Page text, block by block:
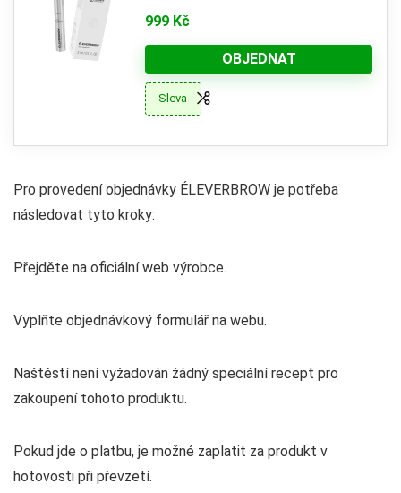
999 Kč
OBJEDNAT
Sleva
Pro provedení objednávky ÉLEVERBROW je potřeba
následovat tyto kroky:
Přejděte na oficiální web výrobce.
Vyplňte objednávkový formulář na webu.
Naštěstí není vyžadován žádný speciální recept pro
zakoupení tohoto produktu.
Pokud jde o platbu, je možné zaplatit za produkt v
hotovosti při převzetí.